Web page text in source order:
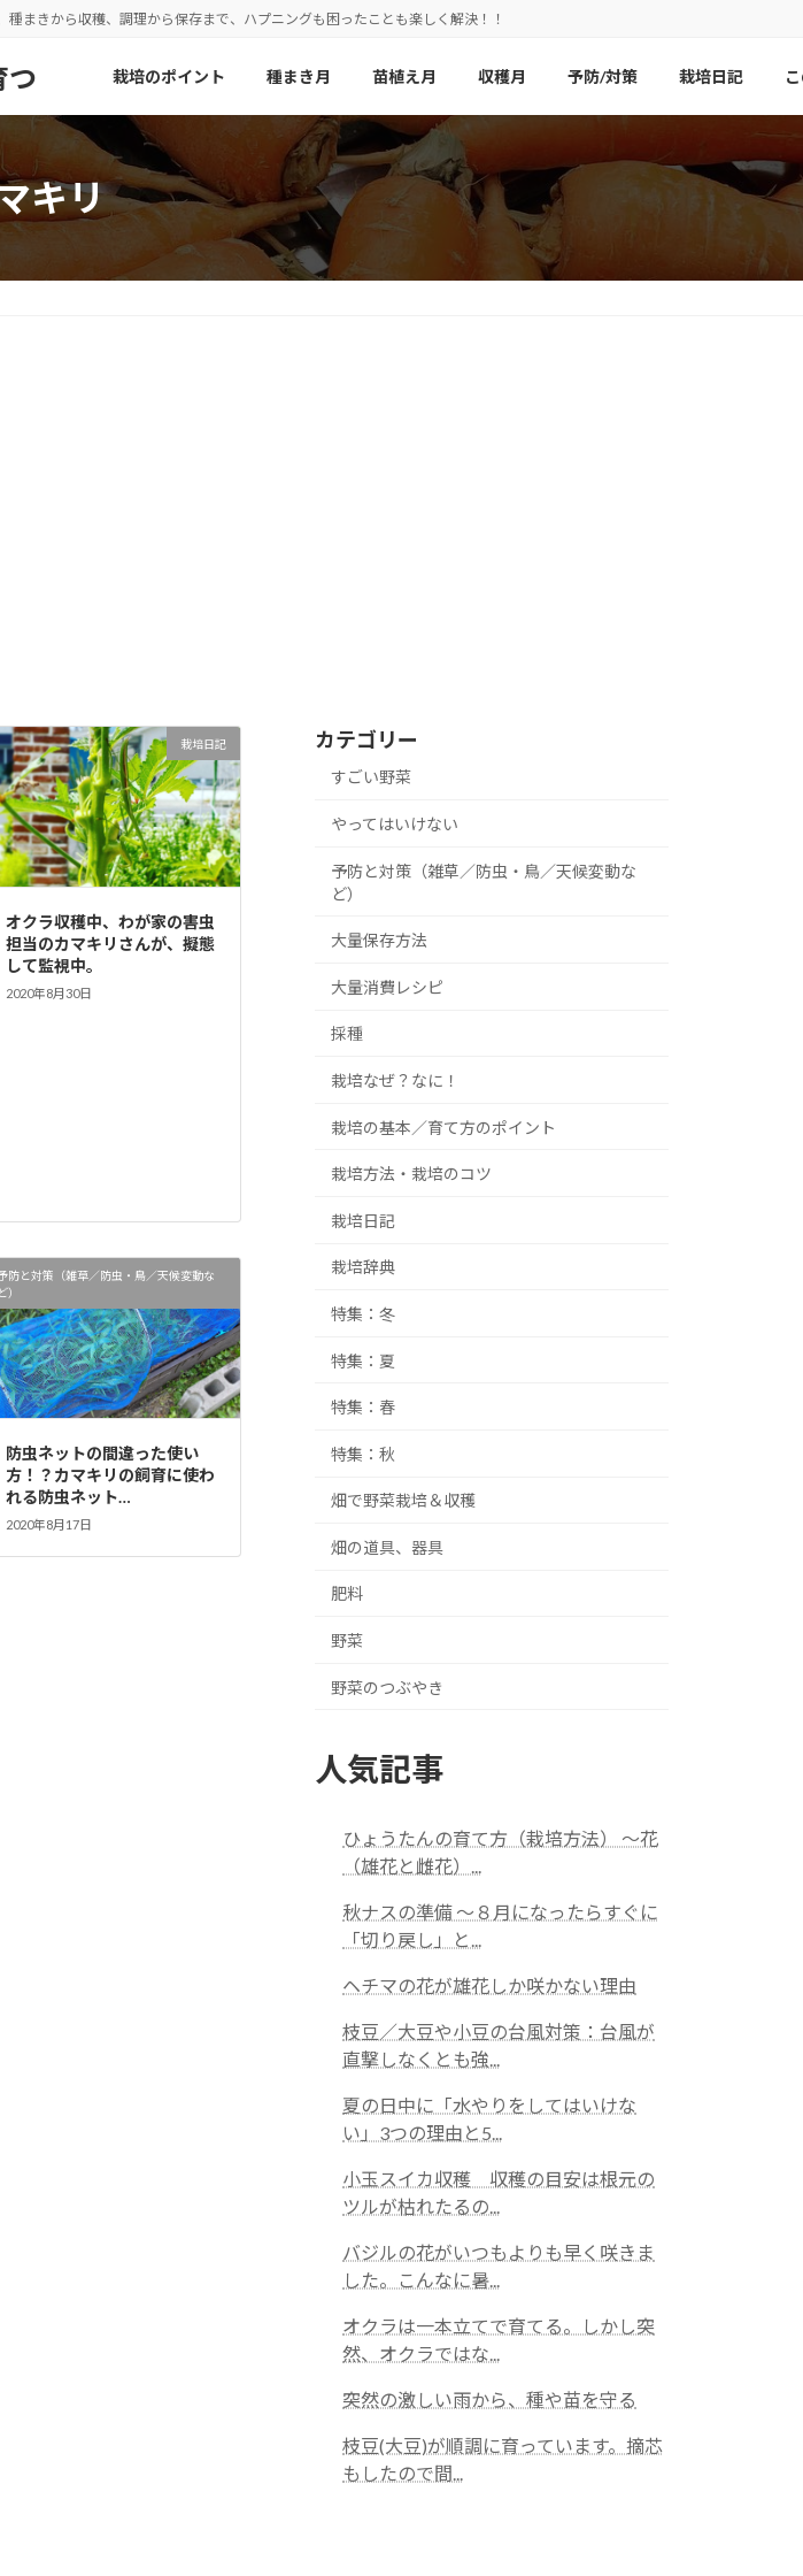
まきから収穫、調理から保存まで、ハプニングも困ったことも楽しく解決！！
つ 栽培のポイント 種まき月 苗植え月 収穫月 予防/対策 栽培日記
キリ
栽培日記
オクラ収穫中、わが家の害虫
担当のカマキリさんが、擬態
して監視中。
2020年8月30日
防と対策（雑草／防虫・鳥／天候変動な
ど）
防虫ネットの間違った使い
方！？カマキリの飼育に使わ
れる防虫ネット…
2020年8月17日
カテゴリー
すごい野菜
やってはいけない
予防と対策（雑草／防虫・鳥／天候変動な
ど）
大量保存方法
大量消費レシピ
採種
栽培なぜ？なに！
栽培の基本／育て方のポイント
栽培方法・栽培のコツ
栽培日記
栽培辞典
特集：冬
特集：夏
特集：春
特集：秋
畑で野菜栽培＆収穫
畑の道具、器具
肥料
野菜
野菜のつぶやき
人気記事
ひょうたんの育て方（栽培方法） ～花
（雄花と雌花）...
秋ナスの準備 ～８月になったらすぐに
「切り戻し」と...
ヘチマの花が雄花しか咲かない理由
枝豆／大豆や小豆の台風対策：台風が
直撃しなくとも強...
夏の日中に「水やりをしてはいけな
い」3つの理由と5...
小玉スイカ収穫 収穫の目安は根元の
ツルが枯れたるの...
バジルの花がいつもよりも早く咲きま
した。こんなに暑...
オクラは一本立てで育てる。しかし突
然、オクラではな...
突然の激しい雨から、種や苗を守る
枝豆(大豆)が順調に育っています。摘芯
もしたので間...